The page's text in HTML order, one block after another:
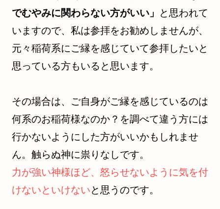
でむやみに関わらない方がいい」
と思われて
いますので、私は参拝をお勧めしませんが、
元々稲荷系にご縁を感じていて参拝したいと
思っている方もいると思います。
その場合は、ご自身がご縁を感じているのは
何系のお稲荷様なのか？を調べて違う方には
行かないようにした方がいいかもしれませ
ん。触らぬ神に祟りなしです。
力が強い神様ほど、怒らせないように気を付
けないといけないと思うのです。